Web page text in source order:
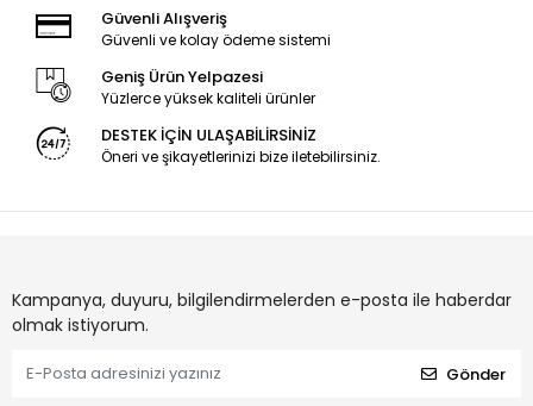
Güvenli Alışveriş
Güvenli ve kolay ödeme sistemi
Geniş Ürün Yelpazesi
Yüzlerce yüksek kaliteli ürünler
DESTEK İÇİN ULAŞABİLİRSİNİZ
Öneri ve şikayetlerinizi bize iletebilirsiniz.
Kampanya, duyuru, bilgilendirmelerden e-posta ile haberdar
olmak istiyorum.
Gönder